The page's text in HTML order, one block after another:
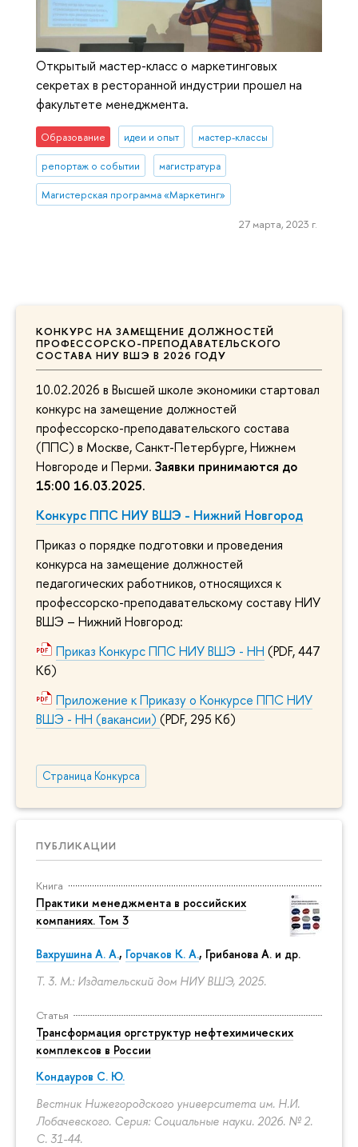
КОНКУРС НА ЗАМЕЩЕНИЕ ДОЛЖНОСТЕЙ
ПРОФЕССОРСКО-ПРЕПОДАВАТЕЛЬСКОГО
СОСТАВА НИУ ВШЭ В 2026 ГОДУ
10.02.2026 в Высшей школе экономики стартовал
конкурс на замещение должностей
профессорско-преподавательского состава
(ППС) в Москве, Санкт-Петербурге, Нижнем
Новгороде и Перми. Заявки принимаются до
15:00 16.03.2025.
Конкурс ППС НИУ ВШЭ - Нижний Новгород
Приказ о порядке подготовки и проведения
конкурса на замещение должностей
педагогических работников, относящихся к
профессорско-преподавательскому составу НИУ
ВШЭ – Нижний Новгород:
Приказ Конкурс ППС НИУ ВШЭ - НН (PDF, 447
Кб)
Приложение к Приказу о Конкурсе ППС НИУ
ВШЭ - НН (вакансии) (PDF, 295 Кб)
Страница Конкурса
ПУБЛИКАЦИИ
Книга
Практики менеджмента в российских
компаниях. Том 3
Вахрушина А. А., Горчаков К. А., Грибанова А. и др.
Т. 3. М.: Издательский дом НИУ ВШЭ, 2025.
Статья
Трансформация оргструктур нефтехимических
комплексов в России
Кондауров С. Ю.
Вестник Нижегородского университета им. Н.И.
Лобачевского. Серия: Социальные науки. 2026. № 2.
С. 31-44.
Открытый мастер-класс о маркетинговых
секретах в ресторанной индустрии прошел на
факультете менеджмента.
Образование идеи и опыт мастер-классы
репортаж о событии магистратура
Магистерская программа «Маркетинг»
27 марта, 2023 г.